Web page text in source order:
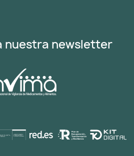
nuestra newsletter